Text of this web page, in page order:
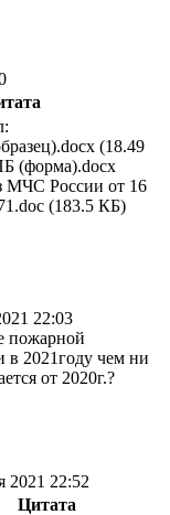
(18.49
(форма).docx
МЧС России от 16
(183.5 КБ)
22:03
пожарной
в 2021году чем ни
от 2020г.?
2021 22:52
Цитата